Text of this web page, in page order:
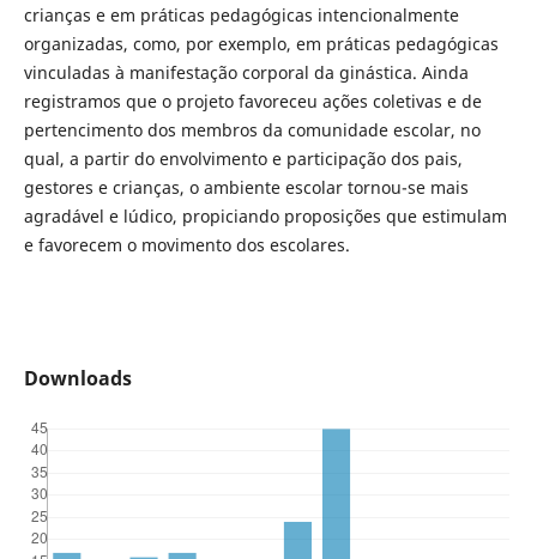
crianças e em práticas pedagógicas intencionalmente
organizadas, como, por exemplo, em práticas pedagógicas
vinculadas à manifestação corporal da ginástica. Ainda
registramos que o projeto favoreceu ações coletivas e de
pertencimento dos membros da comunidade escolar, no
qual, a partir do envolvimento e participação dos pais,
gestores e crianças, o ambiente escolar tornou-se mais
agradável e lúdico, propiciando proposições que estimulam
e favorecem o movimento dos escolares.
Downloads